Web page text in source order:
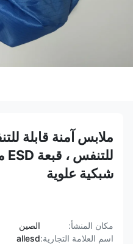
شبكية علوية
مكان المنشأ:
الصين
اسم العلامة التجارية:allesd